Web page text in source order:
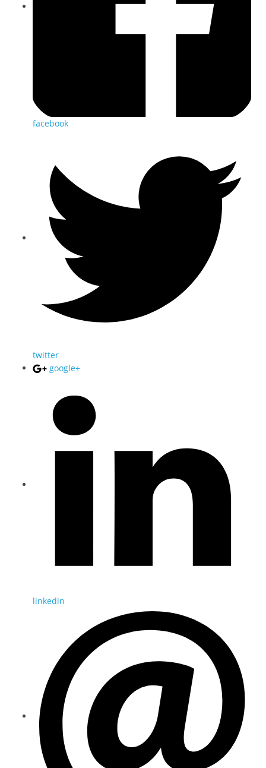
facebook
twitter
google+
linkedin